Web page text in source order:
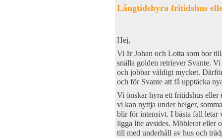
Långtidshyra fritidshus
Hej,
Vi är Johan och Lotta som bor
snälla golden retriever Svante.
och jobbar väldigt mycket.
och för Svante att få upptäcka
Vi önskar hyra ett fritidshus eller
vi kan nyttja under helger,
blir för intensivt. I bästa fall letar
ligga lite avsides. Möblerat eller
till med underhåll av hus och